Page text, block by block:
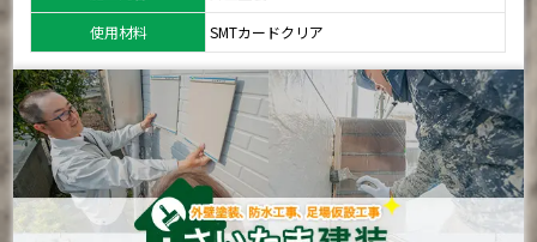
使用材料
SMTカードクリア